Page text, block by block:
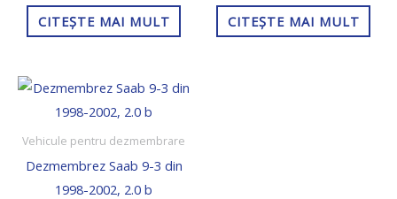
CITEȘTE MAI MULT CITEȘTE MAI MULT
Vehicule pentru dezmembrare
Dezmembrez Saab 9-3 din
1998-2002, 2.0 b